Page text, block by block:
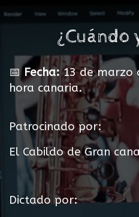
¿Cuándo
📅 Fecha:13 de marzo
hora canaria.
Patrocinado por:
El Cabildo de Gran
Dictado por: